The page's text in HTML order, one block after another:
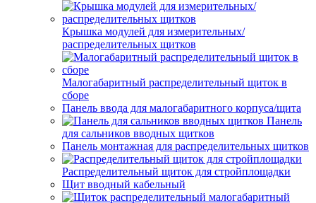
Крышка модулей для измерительных/
распределительных щитков
Малогабаритный распределительный щиток в
сборе
Панель ввода для малогабаритного корпуса/щита
Панель
для сальников вводных щитков
Панель монтажная для распределительных щитков
Распределительный щиток для стройплощадки
Щит вводный кабельный